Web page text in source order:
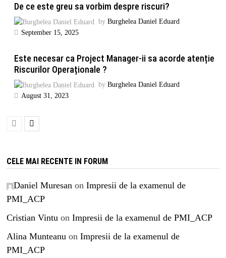
De ce este greu sa vorbim despre riscuri?
by Burghelea Daniel Eduard
September 15, 2025
Este necesar ca Project Manager-ii sa acorde atenție
Riscurilor Operaționale ?
by Burghelea Daniel Eduard
August 31, 2023
CELE MAI RECENTE IN FORUM
Daniel Muresanon Impresii de la examenul de
PMI_ACP
Cristian Vintuon Impresii de la examenul de PMI_ACP
Alina Munteanuon Impresii de la examenul de
PMI_ACP